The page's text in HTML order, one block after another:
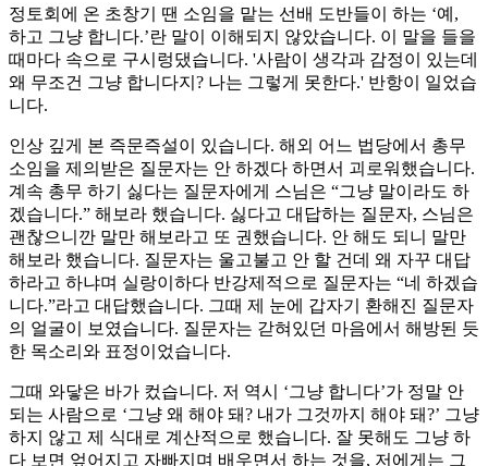
정토회에 온 초창기 땐 소임을 맡는 선배 도반들이 하는 ‘예,
하고 그냥 합니다.’란 말이 이해되지 않았습니다. 이 말을 들을
때마다 속으로 구시렁댔습니다. '사람이 생각과 감정이 있는데
왜 무조건 그냥 합니다지? 나는 그렇게 못한다.' 반항이 일었습
니다.
인상 깊게 본 즉문즉설이 있습니다. 해외 어느 법당에서 총무
소임을 제의받은 질문자는 안 하겠다 하면서 괴로워했습니다.
계속 총무 하기 싫다는 질문자에게 스님은 “그냥 말이라도 하
겠습니다.” 해보라 했습니다. 싫다고 대답하는 질문자, 스님은
괜찮으니깐 말만 해보라고 또 권했습니다. 안 해도 되니 말만
해보라 했습니다. 질문자는 울고불고 안 할 건데 왜 자꾸 대답
하라고 하냐며 실랑이하다 반강제적으로 질문자는 “네 하겠습
니다.”라고 대답했습니다. 그때 제 눈에 갑자기 환해진 질문자
의 얼굴이 보였습니다. 질문자는 갇혀있던 마음에서 해방된 듯
한 목소리와 표정이었습니다.
그때 와닿은 바가 컸습니다. 저 역시 ‘그냥 합니다’가 정말 안
되는 사람으로 ‘그냥 왜 해야 돼? 내가 그것까지 해야 돼?’ 그냥
하지 않고 제 식대로 계산적으로 했습니다. 잘 못해도 그냥 하
다 보면 엎어지고 자빠지며 배우면서 하는 것을, 저에게는 그